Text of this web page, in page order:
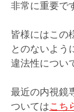
非常に重要で
皆様にはこの
とのないよう
違法性につい
最近の内視鏡
ついてはこち